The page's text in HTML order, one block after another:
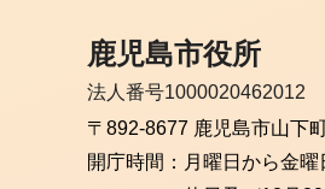
鹿児島市役所
法人番号1000020462012
〒892-8677 鹿児島市山下
開庁時間： 月曜日から金曜